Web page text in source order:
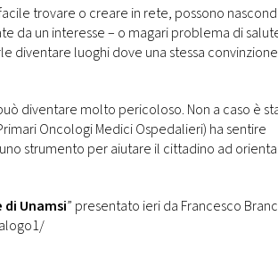
trovare o creare in rete, possono
da un interesse – o magari problema di
diventare luoghi dove una stessa convinzione
diventare molto pericoloso. Non a caso è
Oncologi Medici Ospedalieri) ha sentire
uno strumento per aiutare il cittadino ad
Unamsi” presentato ieri da Francesco